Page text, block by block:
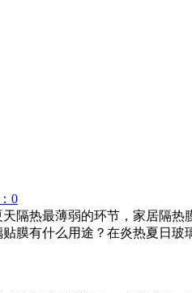
0
热最薄弱的环节，家居隔热
有什么用途？在炎热夏日玻